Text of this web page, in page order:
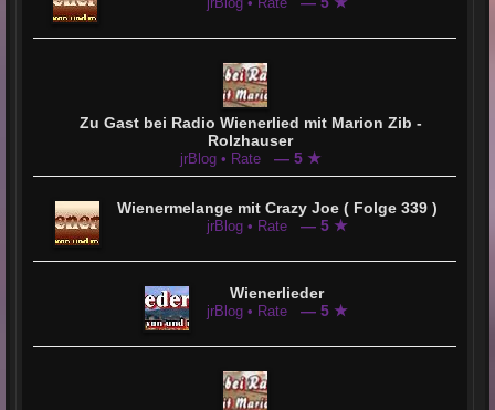
Zu Gast bei Radio Wienerlied mit Marion Zib -
Rolzhauser
jrBlog • Rate — 5 ★
Wienermelange mit Crazy Joe ( Folge 339 )
jrBlog • Rate — 5 ★
Wienerlieder
jrBlog • Rate — 5 ★